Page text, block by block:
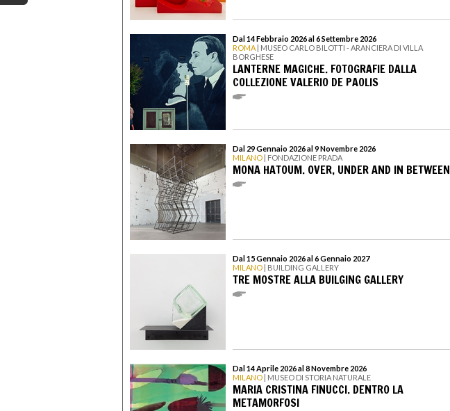
Dal 14 Febbraio 2026 al 6 Settembre 2026
ROMA | MUSEO CARLO BILOTTI - ARANCIERA DI VILLA
BORGHESE
LANTERNE MAGICHE. FOTOGRAFIE DALLA
COLLEZIONE VALERIO DE PAOLIS
Dal 29 Gennaio 2026 al 9 Novembre 2026
MILANO | FONDAZIONE PRADA
MONA HATOUM. OVER, UNDER AND IN BETWEEN
Dal 15 Gennaio 2026 al 6 Gennaio 2027
MILANO | BUILDING GALLERY
TRE MOSTRE ALLA BUILGING GALLERY
Dal 14 Aprile 2026 al 8 Novembre 2026
MILANO | MUSEO DI STORIA NATURALE
MARIA CRISTINA FINUCCI. DENTRO LA
METAMORFOSI